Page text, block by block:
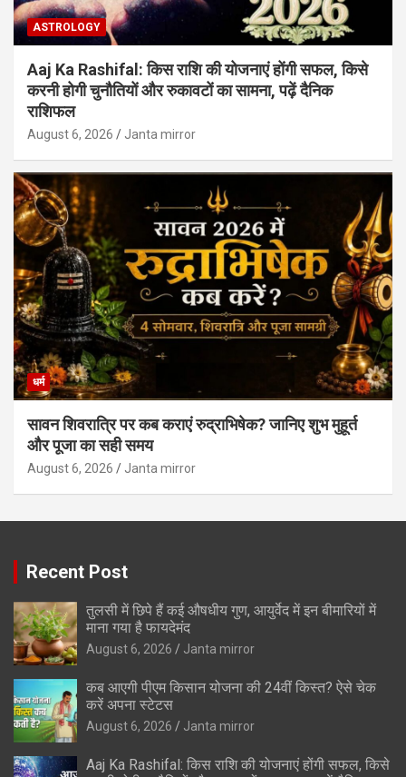
ASTROLOGY
Aaj Ka Rashifal: किस राशि की योजनाएं होंगी सफल, किसे
करनी होगी चुनौतियों और रुकावटों का सामना, पढ़ें दैनिक
राशिफल
August 6, 2026 Janta mirror
धर्म
सावन शिवरात्रि पर कब कराएं रुद्राभिषेक? जानिए शुभ मुहूर्त
और पूजा का सही समय
August 6, 2026 Janta mirror
Recent Post
तुलसी में छिपे हैं कई औषधीय गुण, आयुर्वेद में इन बीमारियों में
माना गया है फायदेमंद
August 6, 2026 Janta mirror
कब आएगी पीएम किसान योजना की 24वीं किस्त? ऐसे चेक
करें अपना स्टेटस
August 6, 2026 Janta mirror
Aaj Ka Rashifal: किस राशि की योजनाएं होंगी सफल, किसे